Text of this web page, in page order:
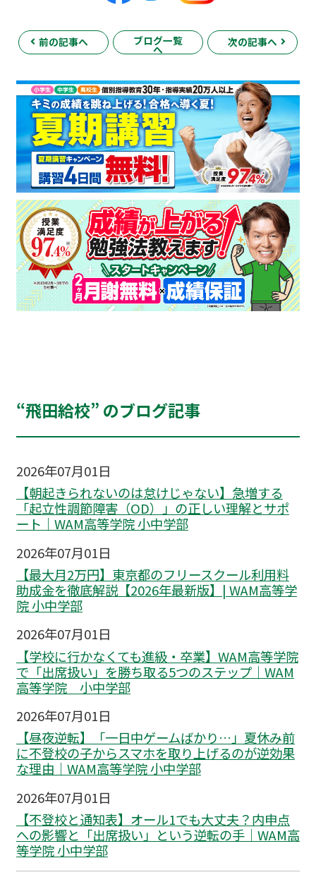
前の記事へ ブログ一覧
へ
次の記事へ
“飛田給校” のブログ記事
2026年07月01日
【朝起きられないのは怠けじゃない】急増する
「起立性調節障害（OD）」の正しい理解とサポ
ート｜WAM高等学院 小中学部
2026年07月01日
【最大月2万円】東京都のフリースクール利用料
助成金を徹底解説【2026年最新版】| WAM高等学
院 小中学部
2026年07月01日
【学校に行かなくても進級・卒業】WAM高等学院
で「出席扱い」を勝ち取る5つのステップ｜WAM
高等学院 小中学部
2026年07月01日
【昼夜逆転】「一日中ゲームばかり…」夏休み前
に不登校の子からスマホを取り上げるのが逆効果
な理由｜WAM高等学院 小中学部
2026年07月01日
【不登校と通知表】オール1でも大丈夫？内申点
への影響と「出席扱い」という逆転の手｜WAM高
等学院 小中学部